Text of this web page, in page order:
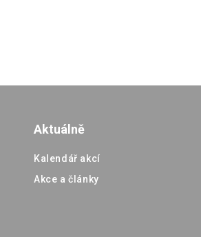
Aktuálně
Kalendář akcí
Akce a články